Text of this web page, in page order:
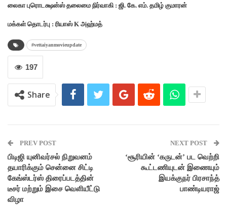
லைகா புரொடக்ஷன்ஸ் தலைமை நிர்வாகி : ஜி. கே. எம். தமிழ் குமாரன்
மக்கள் தொடர்பு : ரியாஸ் K அஹ்மத்
#vettaiyanmovieupdate
197
Share
PREV POST
பிடிஜி யுனிவர்சல் நிறுவனம்
தயாரிக்கும் சென்னை சிட்டி
கேங்ஸ்டர்ஸ் திரைப்படத்தின்
டீசர் மற்றும் இசை வெளியீட்டு
விழா
NEXT POST
‘சூரியின் ‘கருடன்’ பட வெற்றி
கூட்டணியுடன் இணையும்
இயக்குநர் பிரசாந்த்
பாண்டியராஜ்